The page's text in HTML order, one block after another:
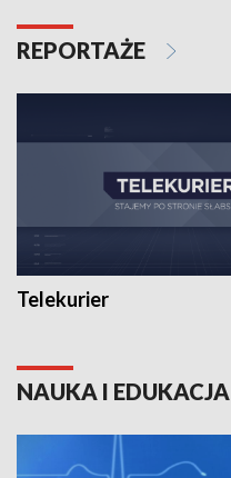
REPORTAŻE
Telekurier
NAUKA I EDUKACJA